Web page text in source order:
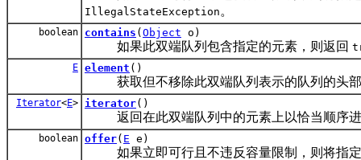
IllegalStateException 。
boolean contains ( Object o)
如果此双端队列包含指定的元素，则返回
E element ()
获取但不移除此双端队列表示的队列的头部
Iterator<E> iterator()
返回在此双端队列中的元素上以恰当顺序进
boolean offer( E e)
如果立即可行且不违反容量限制，则将指定